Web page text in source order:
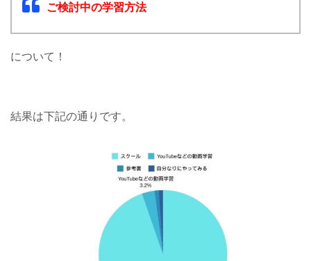
ご検討中の学習方法
について！
結果は下記の通りです。